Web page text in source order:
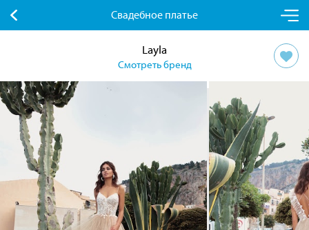
Свадебное платье
Layla
Смотреть бренд